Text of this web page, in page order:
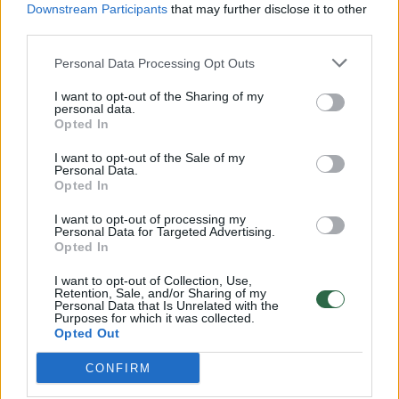
Downstream Participants that may further disclose it to other
Personal Data Processing Opt Outs
I want to opt-out of the Sharing of my
personal data.
Opted In
I want to opt-out of the Sale of my
Personal Data.
Opted In
I want to opt-out of processing my
Personal Data for Targeted Advertising.
Opted In
I want to opt-out of Collection, Use,
Retention, Sale, and/or Sharing of my
Personal Data that Is Unrelated with the
Purposes for which it was collected.
Opted Out
CONFIRM
00:00:57
32 laipsnių šilumos
Žinios | Orai
Nufilmavo, kaip patvino Vilniaus Vakarinis aplinkkelis:
vaizdas pribloškia
dvi moteris
Žinios | Lietuvos diena